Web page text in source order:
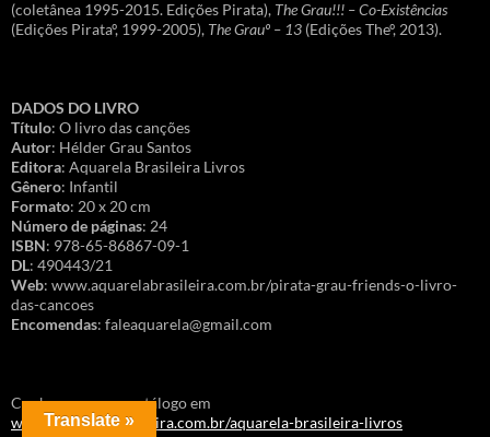
(coletânea 1995-2015. Edições Pirata), The Grau!!! – Co-Existências
(Edições Pirataº, 1999-2005), The Grauº – 13 (Edições Theº, 2013).
DADOS DO LIVRO
Título: O livro das canções
Autor: Hélder Grau Santos
Editora: Aquarela Brasileira Livros
Gênero: Infantil
Formato: 20 x 20 cm
Número de páginas: 24
ISBN: 978-65-86867-09-1
DL: 490443/21
Web: www.aquarelabrasileira.com.br/pirata-grau-friends-o-livro-
das-cancoes
Encomendas: faleaquarela@gmail.com
Conheça o nosso catálogo em
www.aquarelabrasileira.com.br/aquarela-brasileira-livros
Translate »